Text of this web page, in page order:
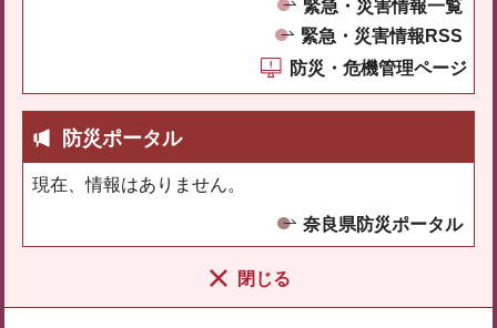
緊急・災害情報一覧
緊急・災害情報RSS
防災・危機管理ページ
防災ポータル
現在、情報はありません。
奈良県防災ポータル
閉じる